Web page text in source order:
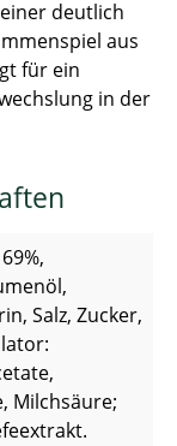
deutlich
aus
für ein
in der
Salz, Zucker,
Milchsäure;